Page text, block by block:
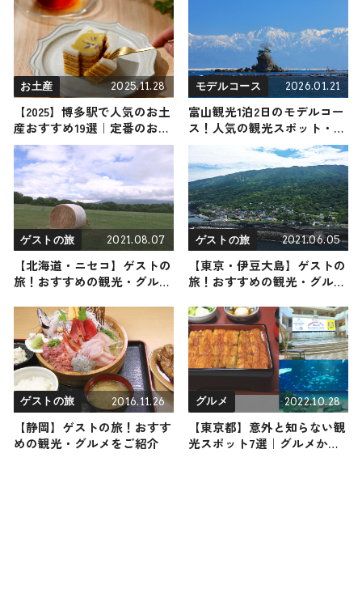
お土産 2025.11.28
【2025】博多駅で人気のお土
産おすすめ19選｜定番のお菓
子からおしゃれなお土産・ば
らまき用まで幅広く紹介
モデルコース 2026.01.21
富山観光1泊2日のモデルコー
ス！人気の観光スポット・名
所を満喫できる王道の旅程を
紹介
ゲストの旅 2021.08.07
【北海道・ニセコ】ゲストの
旅！おすすめの観光・グルメ
ゲストの旅 2021.06.05
【東京・伊豆大島】ゲストの
旅！おすすめの観光・グルメ
ゲストの旅 2016.11.26
【静岡】ゲストの旅！おすす
めの観光・グルメをご紹介
グルメ 2022.10.28
【東京都】意外と知らない観
光スポット7選｜グルメから